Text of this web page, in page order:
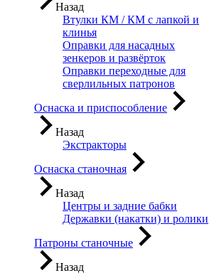
Назад
Втулки КМ / КМ с лапкой и
клинья
Оправки для насадных
зенкеров и развёрток
Оправки переходные для
сверлильных патронов
Оснаска и приспособление
Назад
Экстракторы
Оснаска станочная
Назад
Центры и задние бабки
Державки (накатки) и ролики
Патроны станочные
Назад